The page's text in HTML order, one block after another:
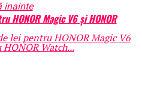
inainte
Magic V6 și HONOR
lei pentru HONOR Magic V6
Watch...